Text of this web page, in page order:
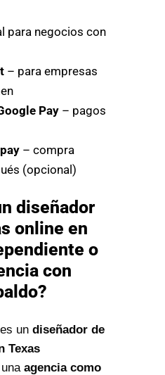
para negocios con
– para empresas
Pay – pagos
– compra
(opcional)
diseñador
online en
o
con
un diseñador de
Texas
agencia como